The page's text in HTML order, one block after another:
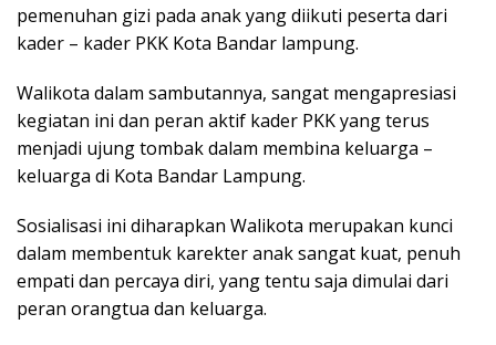
pemenuhan gizi pada anak yang diikuti peserta dari
kader – kader PKK Kota Bandar lampung.
Walikota dalam sambutannya, sangat mengapresiasi
kegiatan ini dan peran aktif kader PKK yang terus
menjadi ujung tombak dalam membina keluarga –
keluarga di Kota Bandar Lampung.
Sosialisasi ini diharapkan Walikota merupakan kunci
dalam membentuk karekter anak sangat kuat, penuh
empati dan percaya diri, yang tentu saja dimulai dari
peran orangtua dan keluarga.